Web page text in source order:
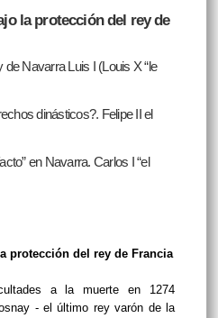
la protección del rey de
Navarra Luis I (Louis X “le
dinásticos?. Felipe II el
en Navarra. Carlos I “el
protección del rey de Francia
a la muerte en 1274
- el último rey varón de la